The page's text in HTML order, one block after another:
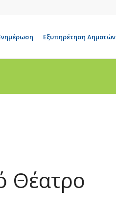
Εξυπηρέτηση Δημοτών
Θέατρο